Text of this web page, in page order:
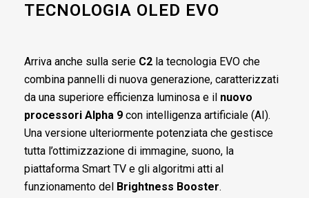
TECNOLOGIA OLED EVO
Arriva anche sulla serie C2 la tecnologia EVO che
combina pannelli di nuova generazione, caratterizzati
da una superiore efficienza luminosa e il nuovo
processori Alpha 9 con intelligenza artificiale (AI).
Una versione ulteriormente potenziata che gestisce
tutta l’ottimizzazione di immagine, suono, la
piattaforma Smart TV e gli algoritmi atti al
funzionamento del Brightness Booster.